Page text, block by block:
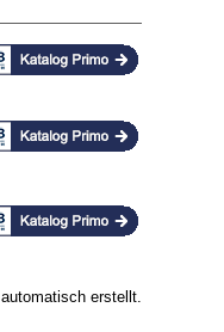
automatisch erstellt.